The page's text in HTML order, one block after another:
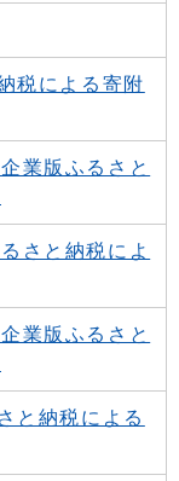
税による寄附
業版ふるさと
さと納税によ
業版ふるさと
と納税による